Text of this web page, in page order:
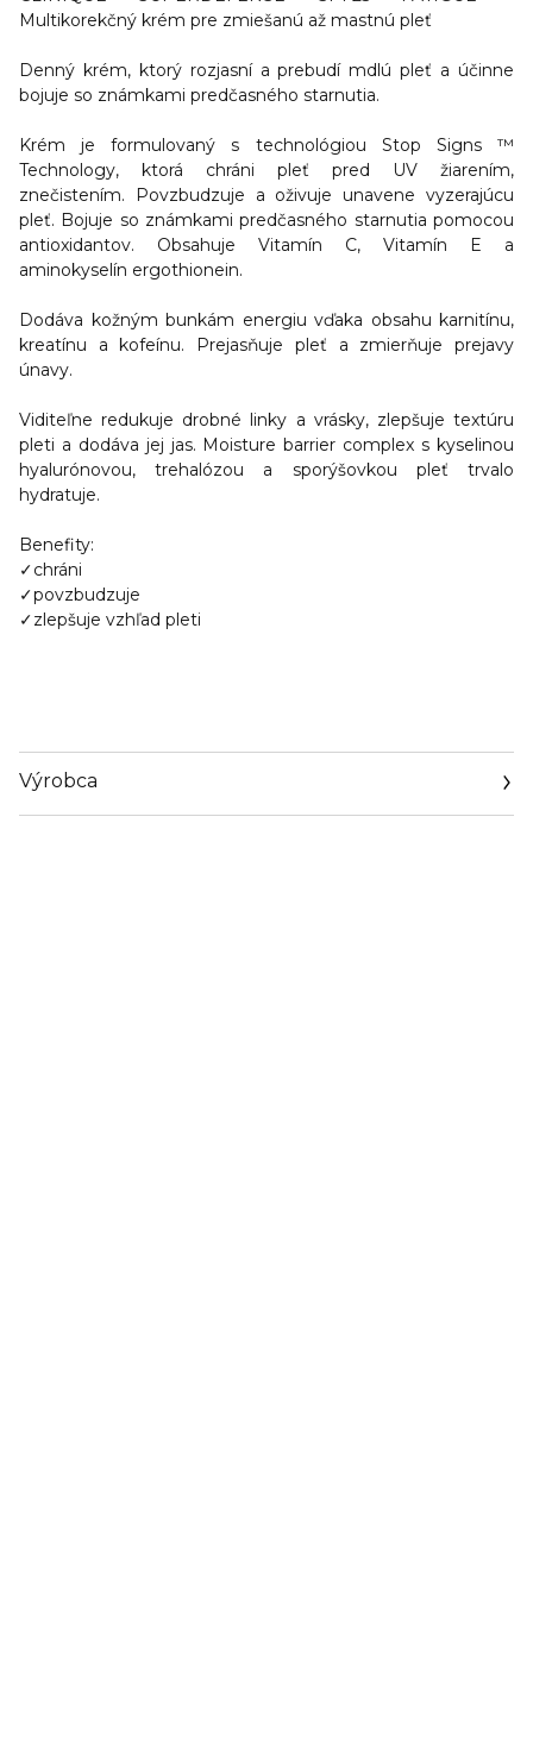
Multikorekčný krém pre zmiešanú až mastnú pleť
Denný krém, ktorý rozjasní a prebudí mdlú pleť a účinne
bojuje so známkami predčasného starnutia.
Krém jeformulovaný s technológiou Stop Signs ™
Technology, ktorá chráni pleť pred UV žiarením,
znečistením. Povzbudzuje a oživuje unavene vyzerajúcu
pleť. Bojuje so známkami predčasného starnutia pomocou
antioxidantov. Obsahuje Vitamín C, Vitamín E a
aminokyselín ergothionein.
Dodáva kožným bunkám energiu vďaka obsahu karnitínu,
kreatínu a kofeínu. Prejasňuje pleť a zmierňuje prejavy
únavy.
Viditeľne redukuje drobné linky a vrásky, zlepšuje textúru
pleti a dodáva jej jas. Moisture barrier complex s kyselinou
hyalurónovou, trehalózou a sporýšovkou pleť trvalo
hydratuje.
Benefity:
✓chráni
✓povzbudzuje
✓zlepšuje vzhľad pleti
Výrobca